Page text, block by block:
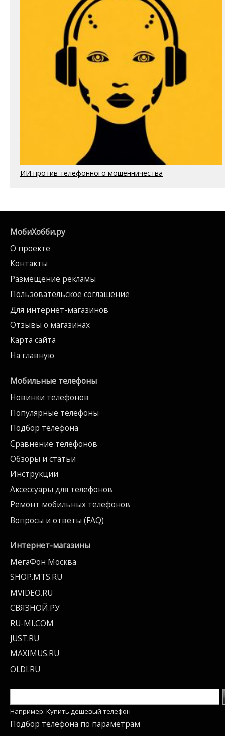
ИИ против телефонного мошенничества
МобиХобби.ру
О проекте
Контакты
Размещение рекламы
Пользовательское соглашение
Для интернет-магазинов
Отзывы о магазинах
Карта сайта
На главную
Мобильные телефоны
Новинки телефонов
Популярные телефоны
Подбор телефона
Сравнение телефонов
Обзоры и статьи
Инструкции
Аксессуары для телефонов
Ремонт мобильных телефонов
Вопросы и ответы (FAQ)
Интернет-магазины
МегаФон Москва
SHOP.MTS.RU
MVIDEO.RU
СВЯЗНОЙ.РУ
RU-MI.COM
JUST.RU
MAXIMUS.RU
OLDI.RU
Например: Купить дешевый телефон
Подбор телефона по параметрам